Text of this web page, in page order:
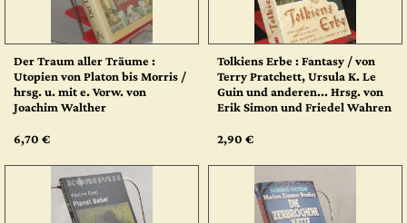
Der Traum aller Träume :
Utopien von Platon bis Morris /
hrsg. u. mit e. Vorw. von
Joachim Walther
6,70 €
Tolkiens Erbe : Fantasy / von
Terry Pratchett, Ursula K. Le
Guin und anderen... Hrsg. von
Erik Simon und Friedel Wahren
2,90 €